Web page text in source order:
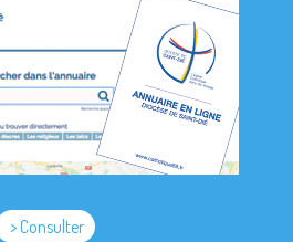
> Consulter